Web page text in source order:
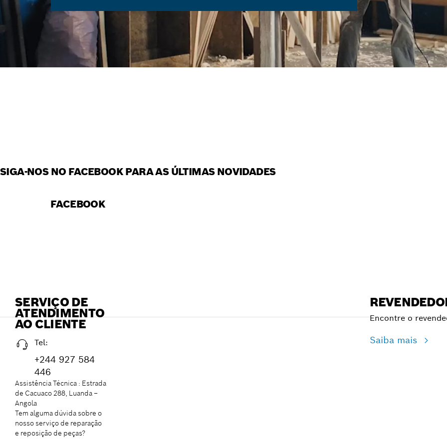
SIGA-NOS NO FACEBOOK PARA AS ÚLTIMAS NOVIDADES
FACEBOOK
SERVIÇO DE
ATENDIMENTO
AO CLIENTE
Tel:
+244 927 584
446
Assistência Técnica : Estrada
de Cacuaco 288, Luanda –
Angola
Tem alguma dúvida sobre o
nosso serviço de reparação
e reposição de peças?
Encontre o
Saiba mais